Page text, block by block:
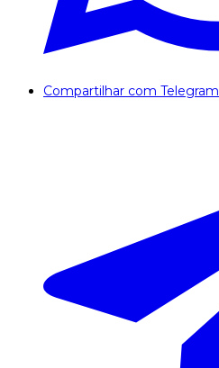
Compartilhar com Telegram